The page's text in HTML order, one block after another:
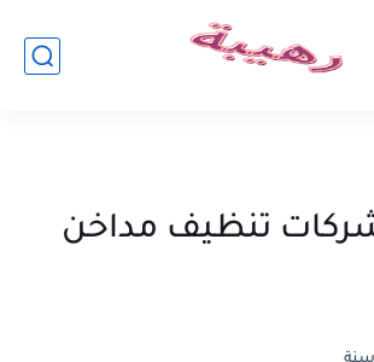
5 شركات تنظيف مداخن